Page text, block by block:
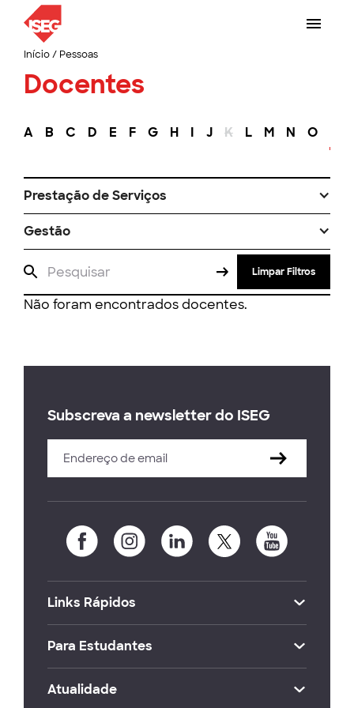
Início/ Pessoas
Docentes
A B C D E F G H I J K L M N O
Prestação de Serviços
Gestão
Limpar Filtros
Não foram encontrados docentes.
Subscreva a newsletter do ISEG
Links Rápidos
Para Estudantes
Atualidade